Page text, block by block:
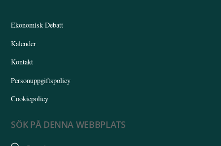
Ekonomisk Debatt
Kalender
Kontakt
Personuppgiftspolicy
Cookiepolicy
SÖK PÅ DENNA WEBBPLATS